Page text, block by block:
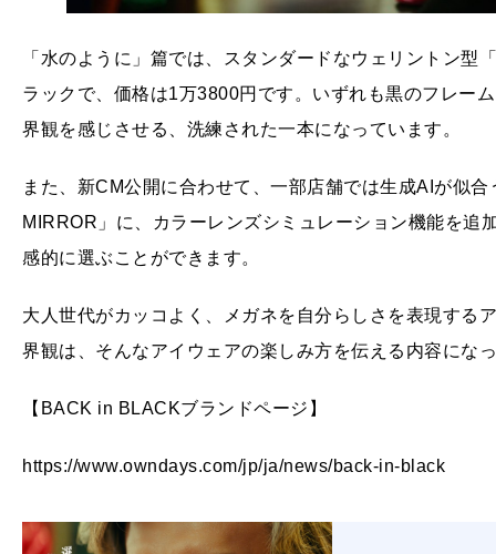
「水のように」篇では、スタンダードなウェリントン
ラックで、価格は1万3800円です。いずれも黒のフレー
界観を感じさせる、洗練された一本になっています。
また、新CM公開に合わせて、一部店舗では生成AIが似
MIRROR」に、カラーレンズシミュレーション機能を追
感的に選ぶことができます。
大人世代がカッコよく、メガネを自分らしさを表現する
界観は、そんなアイウェアの楽しみ方を伝える内容にな
【BACK in BLACKブランドページ】
https://www.owndays.com/jp/ja/news/back-in-black